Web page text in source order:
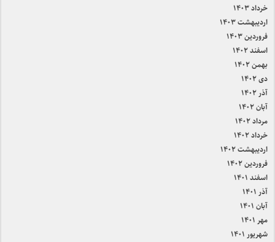
خرداد ۱۴۰۳
اردیبهشت ۱۴۰۳
فروردین ۱۴۰۳
اسفند ۱۴۰۲
بهمن ۱۴۰۲
دی ۱۴۰۲
آذر ۱۴۰۲
آبان ۱۴۰۲
مرداد ۱۴۰۲
خرداد ۱۴۰۲
اردیبهشت ۱۴۰۲
فروردین ۱۴۰۲
اسفند ۱۴۰۱
آذر ۱۴۰۱
آبان ۱۴۰۱
مهر ۱۴۰۱
شهریور ۱۴۰۱